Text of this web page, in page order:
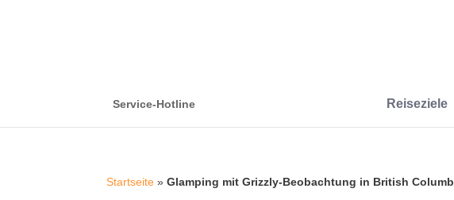
Service-Hotline Reiseziele
Startseite »Glamping mit Grizzly-Beobachtung in British